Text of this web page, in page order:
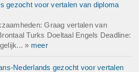
gezocht voor vertalen van diploma
Graag vertalen van
Turks Doeltaal Engels Deadline:
» meer
Nederlands gezocht voor vertalen